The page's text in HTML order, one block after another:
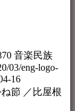
音楽民族
03/eng-logo-
16
節 ／比屋根